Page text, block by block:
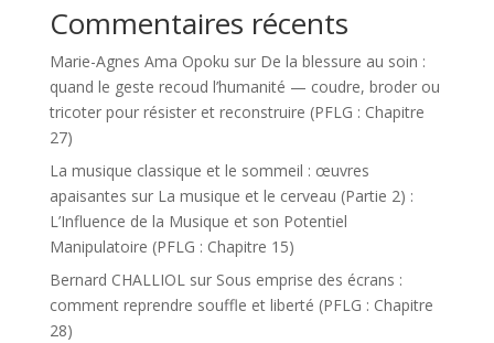
Commentaires récents
Marie-Agnes Ama Opoku sur De la blessure au soin :
quand le geste recoud l’humanité — coudre, broder ou
tricoter pour résister et reconstruire (PFLG : Chapitre
27)
La musique classique et le sommeil : œuvres
apaisantes sur La musique et le cerveau (Partie 2) :
L’Influence de la Musique et son Potentiel
Manipulatoire (PFLG : Chapitre 15)
Bernard CHALLIOLsur Sous emprise des écrans :
comment reprendre souffle et liberté (PFLG : Chapitre
28)